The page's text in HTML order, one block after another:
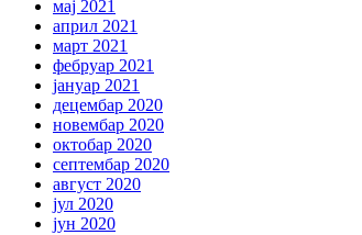
мај 2021
април 2021
март 2021
фебруар 2021
јануар 2021
децембар 2020
новембар 2020
октобар 2020
септембар 2020
август 2020
јул 2020
јун 2020